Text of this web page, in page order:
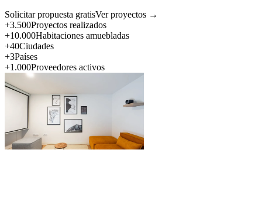
Solicitar propuesta gratisVer proyectos →
+3.500Proyectos realizados
+10.000Habitaciones amuebladas
+40Ciudades
+3Países
+1.000Proveedores activos